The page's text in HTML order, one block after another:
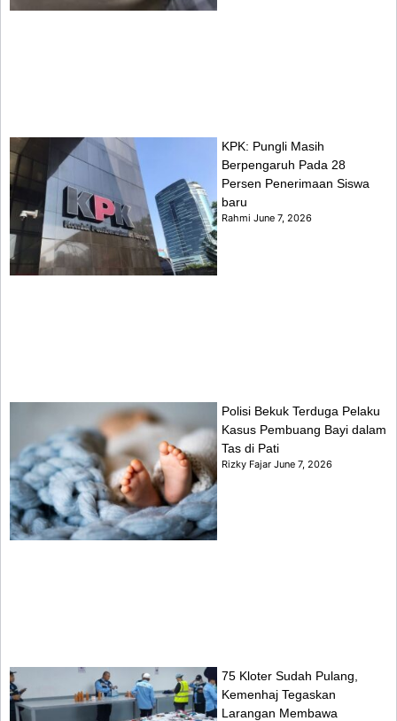
KPK: Pungli Masih
Berpengaruh Pada 28
Persen Penerimaan Siswa
baru
RahmiJune 7, 2026
Polisi Bekuk Terduga Pelaku
Kasus Pembuang Bayi dalam
Tas di Pati
Rizky FajarJune 7, 2026
75 Kloter Sudah Pulang,
Kemenhaj Tegaskan
Larangan Membawa